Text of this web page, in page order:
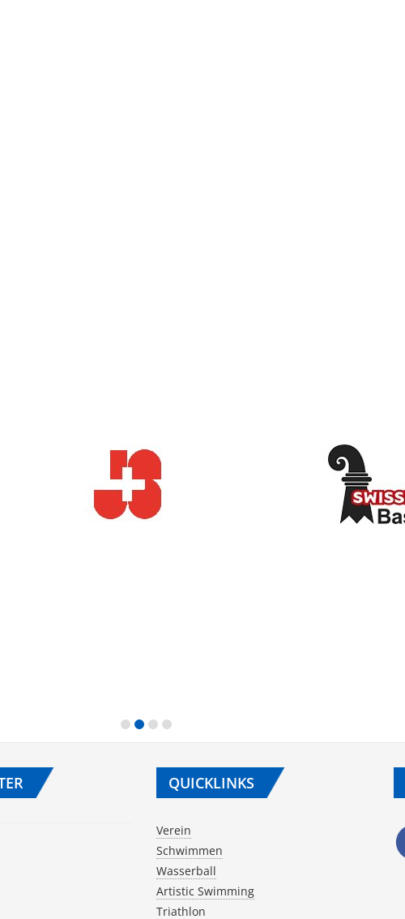
QUICKLINKS
Verein
Schwimmen
Wasserball
Artistic Swimming
Triathlon